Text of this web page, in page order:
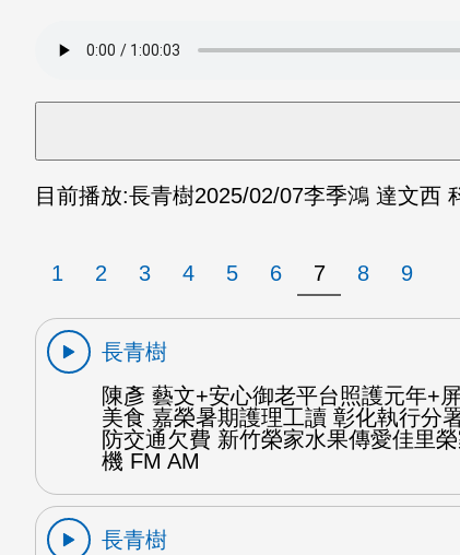
目前播放:長青樹2025/02/07李季鴻 達文西
1 2 3 4 5 6 7 8 9
長青樹
陳彥 藝文+安心御老平台照護元年+
美食 嘉榮暑期護理工讀 彰化執行分
防交通欠費 新竹榮家水果傳愛佳里
機 FM AM
長青樹